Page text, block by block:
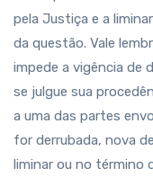
pela Justiça e a
da questão. Vale
impede a vigência de
se julgue sua
a uma das partes
for derrubada, nova
liminar ou no término